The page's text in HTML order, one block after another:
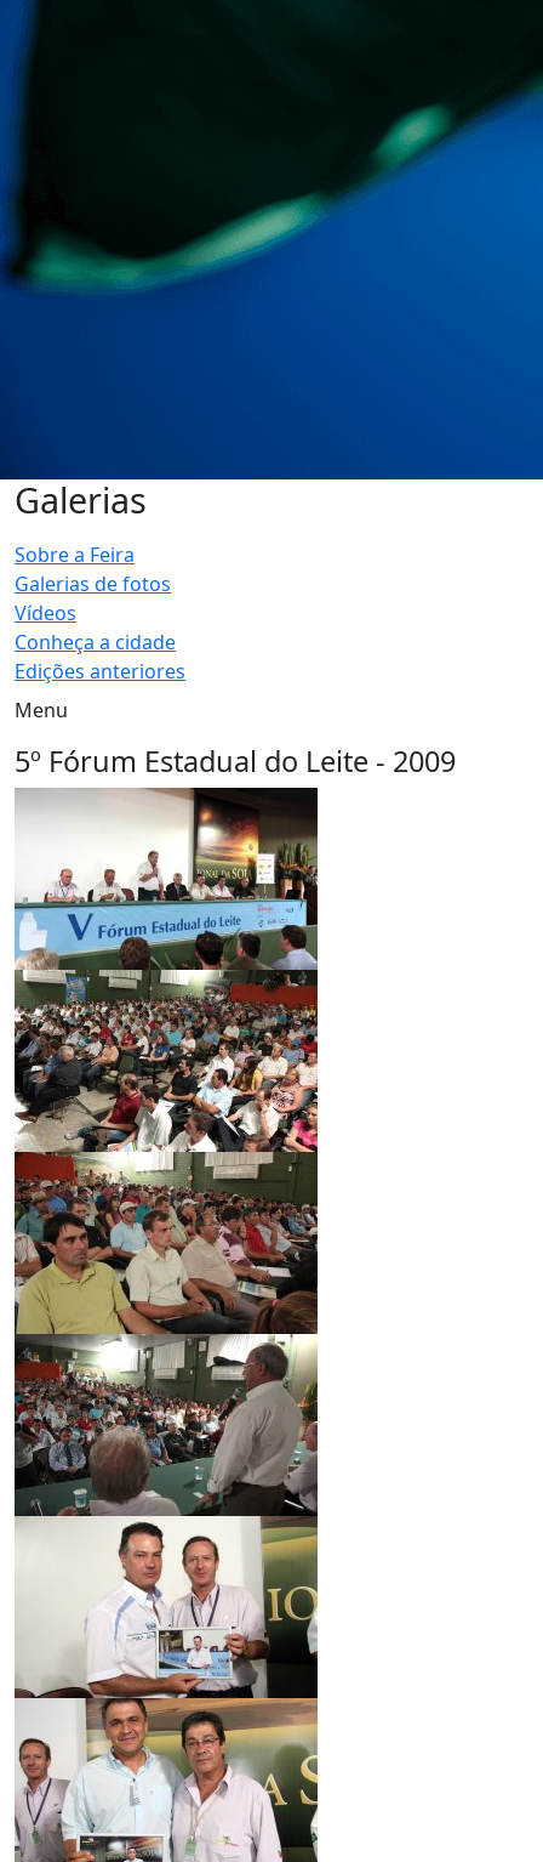
Galerias
Sobre a Feira
Galerias de fotos
Vídeos
Conheça a cidade
Edições anteriores
Menu
5º Fórum Estadual do Leite - 2009